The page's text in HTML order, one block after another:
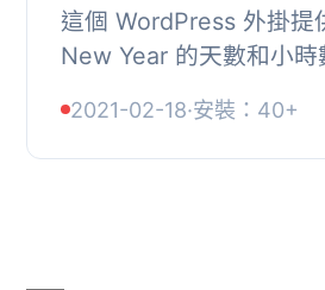
這個 WordPress 外掛提
New Year 的天數和小時
, 選擇您喜愛的設計, 選
色、圖片或...
2021-02-18·安裝：40+